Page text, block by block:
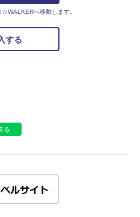
へ移動します。
する
る